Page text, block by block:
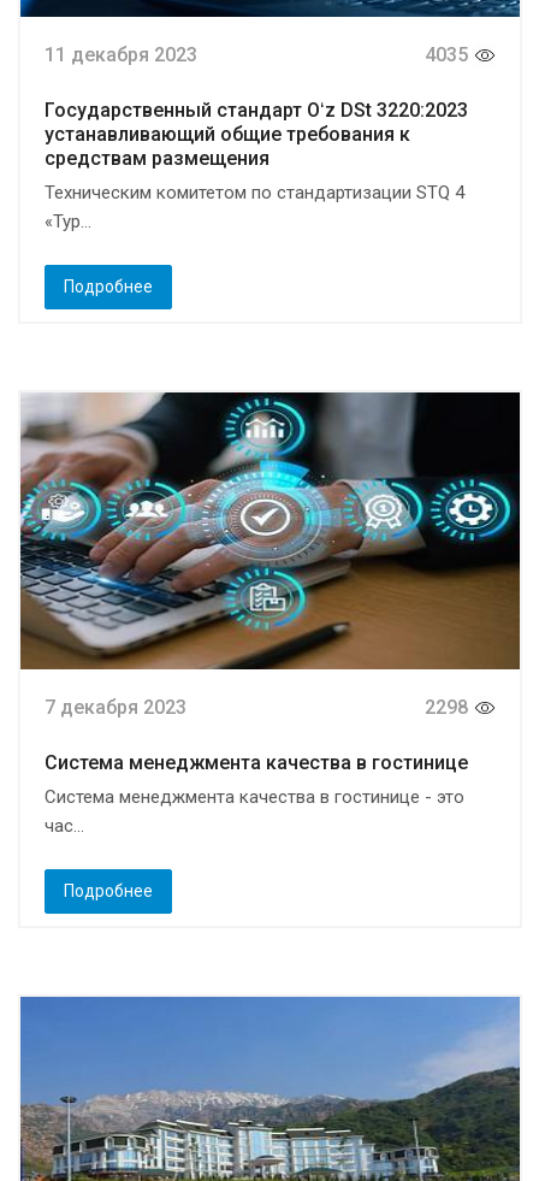
11 декабря 2023 4035
Государственный стандарт Oʻz DSt 3220:2023
устанавливающий общие требования к
средствам размещения
Техническим комитетом по стандартизации STQ 4
«Тур...
Подробнее
7 декабря 2023 2298
Система менеджмента качества в гостинице
Система менеджмента качества в гостинице - это
час...
Подробнее